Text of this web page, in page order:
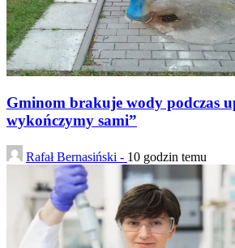
Gminom brakuje wody podczas
wykończymy sami”
Rafał Bernasiński - 10 godzin temu